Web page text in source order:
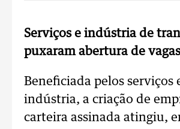
Serviços e indústria de
puxaram abertura de vagas
Beneficiada pelos serviços
indústria, a criação de
carteira assinada atingiu,